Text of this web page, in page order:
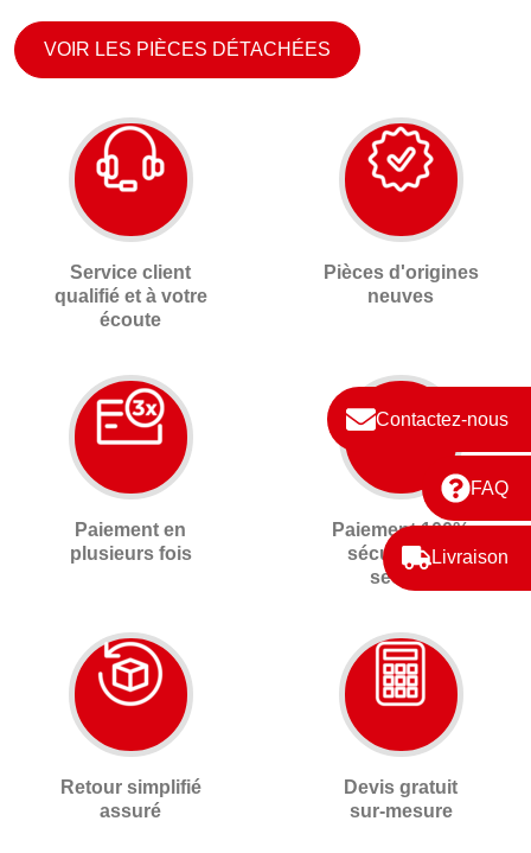
Contactez-nous
FAQ
Livraison
VOIR LES PIÈCES DÉTACHÉES
Service client
qualifié et à votre
écoute
Pièces d'origines
neuves
Paiement en
plusieurs fois
Paiement 100%
sécurisé 3D
secure
Retour simplifié
assuré
Devis gratuit
sur-mesure